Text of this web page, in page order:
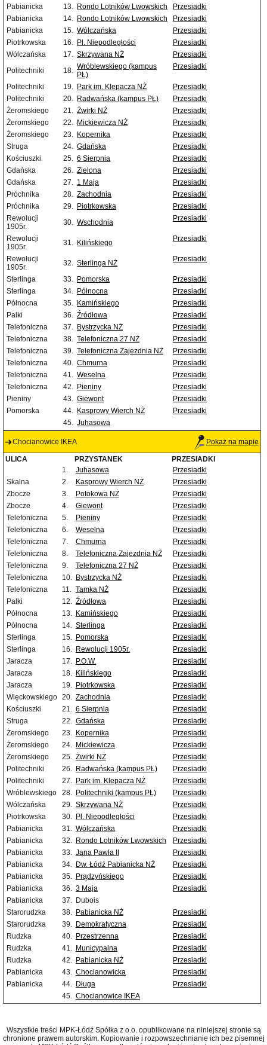
Pabianicka
13. Rondo Lotników Lwowskich
Przesiadki
Pabianicka
14. Rondo Lotników Lwowskich
Przesiadki
Pabianicka
15. Wólczańska
Przesiadki
Piotrkowska
16. Pl. Niepodległości
Przesiadki
Wólczańska
17. Skrzywana NŻ
Przesiadki
Politechniki
18. Wróblewskiego (kampus
PŁ)
Przesiadki
Politechniki 19. Park im. Klepacza NŻ
Przesiadki
Politechniki
20. Radwańska (kampus PŁ)
Przesiadki
Żeromskiego
21. Żwirki NŻ
Przesiadki
Żeromskiego
22. Mickiewicza NŻ
Przesiadki
Żeromskiego
23. Kopernika
Przesiadki
Struga
24. Gdańska
Przesiadki
Kościuszki
25. 6 Sierpnia
Przesiadki
Gdańska
26. Zielona
Przesiadki
Gdańska
27. 1 Maja
Przesiadki
Próchnika
28. Zachodnia
Przesiadki
Próchnika
29. Piotrkowska
Przesiadki
Rewolucji
1905r.
30. Wschodnia Przesiadki
Rewolucji
1905r.
31. Kilińskiego Przesiadki
Rewolucji
1905r.
32. Sterlinga NŻ Przesiadki
Sterlinga 33. Pomorska
Przesiadki
Sterlinga
34. Północna
Przesiadki
Północna
35. Kamińskiego
Przesiadki
Palki
36. Źródłowa
Przesiadki
Telefoniczna
37. Bystrzycka NŻ
Przesiadki
Telefoniczna
38. Telefoniczna 27 NŻ
Przesiadki
Telefoniczna
39. Telefoniczna Zajezdnia NŻ
Przesiadki
Telefoniczna
40. Chmurna
Przesiadki
Telefoniczna
41. Weselna
Przesiadki
Telefoniczna
42. Pieniny
Przesiadki
Pieniny
43. Giewont
Przesiadki
Pomorska
44. Kasprowy Wierch NŻ
Przesiadki
45. Juhasowa
Chocianowice IKEA Pokaż na mapie
ULICA PRZYSTANEK
PRZESIADKI
1.
Juhasowa
Przesiadki
Skalna
2. Kasprowy Wierch NŻ
Przesiadki
Zbocze
3. Potokowa NŻ
Przesiadki
Zbocze
4. Giewont
Przesiadki
Telefoniczna
5. Pieniny
Przesiadki
Telefoniczna
6. Weselna
Przesiadki
Telefoniczna
7. Chmurna
Przesiadki
Telefoniczna
8. Telefoniczna Zajezdnia NŻ
Przesiadki
Telefoniczna
9. Telefoniczna 27 NŻ
Przesiadki
Telefoniczna
10. Bystrzycka NŻ
Przesiadki
Telefoniczna
11. Tamka NŻ
Przesiadki
Palki
12. Źródłowa
Przesiadki
Północna
13. Kamińskiego
Przesiadki
Północna
14. Sterlinga
Przesiadki
Sterlinga
15. Pomorska
Przesiadki
Sterlinga
16. Rewolucji 1905r.
Przesiadki
Jaracza
17. P.O.W.
Przesiadki
Jaracza
18. Kilińskiego
Przesiadki
Jaracza
19. Piotrkowska
Przesiadki
Więckowskiego 20. Zachodnia
Przesiadki
Kościuszki
21. 6 Sierpnia
Przesiadki
Struga
22. Gdańska
Przesiadki
Żeromskiego
23. Kopernika
Przesiadki
Żeromskiego
24. Mickiewicza
Przesiadki
Żeromskiego
25. Żwirki NŻ
Przesiadki
Politechniki
26. Radwańska (kampus PŁ)
Przesiadki
Politechniki
27. Park im. Klepacza NŻ
Przesiadki
Wróblewskiego
28. Politechniki (kampus PŁ)
Przesiadki
Wólczańska
29. Skrzywana NŻ
Przesiadki
Piotrkowska
30. Pl. Niepodległości
Przesiadki
Pabianicka
31. Wólczańska
Przesiadki
Pabianicka
32. Rondo Lotników Lwowskich
Przesiadki
Pabianicka
33. Jana Pawła II
Przesiadki
Pabianicka
34. Dw. Łódź Pabianicka NŻ
Przesiadki
Pabianicka
35. Prądzyńskiego
Przesiadki
Pabianicka
36. 3 Maja
Przesiadki
Pabianicka
37. Dubois
Starorudzka
38. Pabianicka NŻ
Przesiadki
Starorudzka
39. Demokratyczna
Przesiadki
Rudzka
40. Przestrzenna
Przesiadki
Rudzka
41. Municypalna
Przesiadki
Rudzka
42. Pabianicka NŻ
Przesiadki
Pabianicka
43. Chocianowicka
Przesiadki
Pabianicka
44. Długa
Przesiadki
45. Chocianowice IKEA
Wszystkie treści MPK-Łódź Spółka z o.o. opublikowane na niniejszej stronie są
chronione prawem autorskim. Kopiowanie i rozpowszechnianie ich bez pisemnej